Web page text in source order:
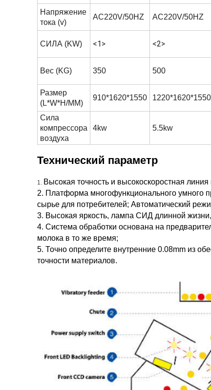
Напряжение
тока (v)
AC220V/50HZ AC220V/50HZ
СИЛА (KW) <1> <2>
Вес (KG) 350 500
Размер
(L*W*H/MM)
910*1620*1550 1220*1620*1550
Сила
компрессора
воздуха
4kw 5.5kw
Технический параметр
1. Высокая точность и высокоскоростная
2. Платформа многофункционального умного
сырье для потребителей; Автоматический
3. Высокая яркость, лампа СИД длинной
4. Система обработки основана на
молока в то же время;
5. Точно определите внутренние 0.08mm из
точности материалов.